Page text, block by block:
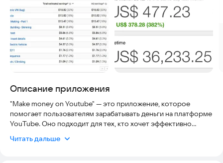
Описание приложения
"Make money on Youtube" — это приложение, которое
помогает пользователям зарабатывать деньги на платформе
YouTube. Оно подходит для тех, кто хочет эффективно
проверено и безопасно, его используют миллионы людей
Читать дальше